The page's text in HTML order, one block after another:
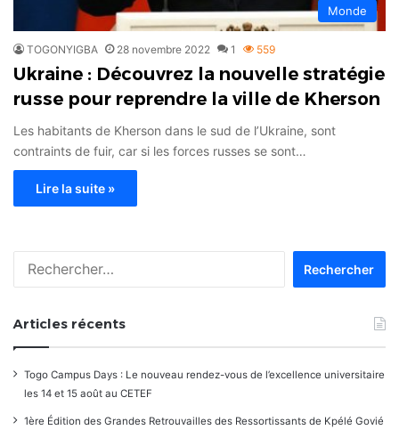
Monde
TOGONYIGBA 28 novembre 2022 1 559
Ukraine : Découvrez la nouvelle stratégie
russe pour reprendre la ville de Kherson
Les habitants de Kherson dans le sud de l’Ukraine, sont
contraints de fuir, car si les forces russes se sont…
Lire la suite »
Articles récents
Togo Campus Days : Le nouveau rendez-vous de l’excellence universitaire
les 14 et 15 août au CETEF
1ère Édition des Grandes Retrouvailles des Ressortissants de Kpélé Govié